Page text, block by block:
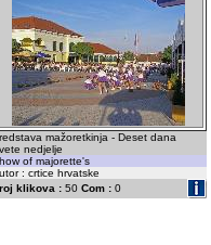
mažoretkinja - Deset dana
nedjelje
of majorette's
: crtice hrvatske
klikova :50 Com :0